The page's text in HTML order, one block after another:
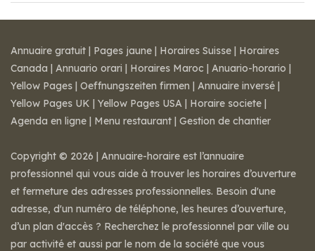
Annuaire gratuit | Pages jaune | Horaires Suisse | Horaires
Canada | Annuario orari | Horaires Maroc | Anuario-horario |
Yellow Pages | Oeffnungszeiten firmen | Annuaire inversé |
Yellow Pages UK | Yellow Pages USA | Horaire societe |
Agenda en ligne | Menu restaurant | Gestion de chantier
Copyright © 2026 | Annuaire-horaire est l’annuaire
professionnel qui vous aide à trouver les horaires d’ouverture
et fermeture des adresses professionnelles. Besoin d'une
adresse, d'un numéro de téléphone, les heures d’ouverture,
d’un plan d'accès ? Recherchez le professionnel par ville ou
par activité et aussi par le nom de la société que vous